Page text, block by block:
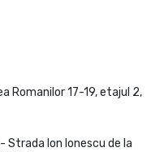
Romanilor 17-19, etajul 2,
Strada Ion Ionescu de la